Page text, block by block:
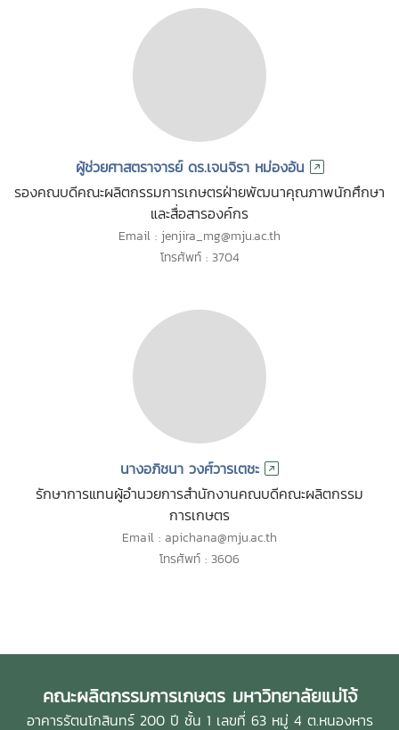
ผู้ช่วยศาสตราจารย์ ดร.เจนจิรา หม่องอ้น
รองคณบดีคณะผลิตกรรมการเกษตรฝ่ายพัฒนาคุณภาพนักศึกษา
และสื่อสารองค์กร
Email : jenjira_mg@mju.ac.th
โทรศัพท์ : 3704
นางอภิชนา วงศ์วารเตชะ
รักษาการแทนผู้อำนวยการสำนักงานคณบดีคณะผลิตกรรม
การเกษตร
Email : apichana@mju.ac.th
โทรศัพท์ : 3606
คณะผลิตกรรมการเกษตร มหาวิทยาลัยแม่โจ้
อาคารรัตนโกสินทร์ 200 ปี ชั้น 1 เลขที่ 63 หมู่ 4 ต.หนองหาร